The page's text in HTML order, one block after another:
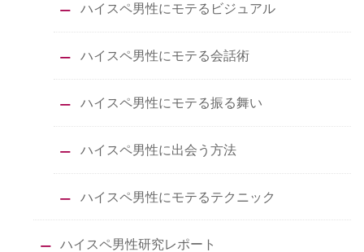
ハイスペ男性にモテるビジュアル
ハイスペ男性にモテる会話術
ハイスペ男性にモテる振る舞い
ハイスペ男性に出会う方法
ハイスペ男性にモテるテクニック
ハイスペ男性研究レポート